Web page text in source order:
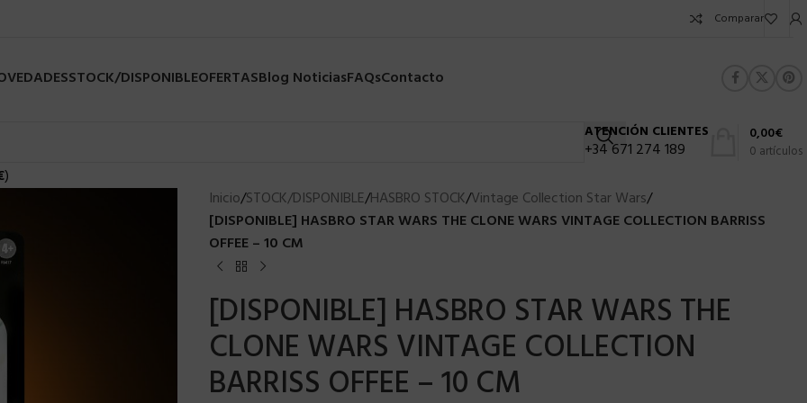
Comparar
STOCK/DISPONIBLEOFERTASBlog NoticiasFAQsContacto
ATENCIÓN CLIENTES
+34 671 274 189 0 artículos
0,00€
)
Inicio/STOCK/DISPONIBLE/HASBRO STOCK/Vintage Collection Star Wars/
[DISPONIBLE] HASBRO STAR WARS THE CLONE WARS VINTAGE COLLECTION BARRISS
OFFEE – 10 CM
[DISPONIBLE] HASBRO STAR WARS THE
CLONE WARS VINTAGE COLLECTION
BARRISS OFFEE – 10 CM